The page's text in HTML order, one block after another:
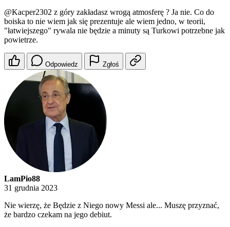
@Kacper2302 z góry zakładasz wrogą atmosferę ? Ja nie. Co do
boiska to nie wiem jak się prezentuje ale wiem jedno, w teorii,
"łatwiejszego" rywala nie będzie a minuty są Turkowi potrzebne jak
powietrze.
Odpowiedz Zgłoś
LamPio88
31 grudnia 2023
Nie wierzę, że Będzie z Niego nowy Messi ale... Muszę przyznać,
że bardzo czekam na jego debiut.